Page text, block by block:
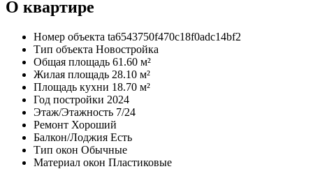
О квартире
Номер объекта ta6543750f470c18f0adc14bf2
Тип объекта Новостройка
Общая площадь 61.60 м²
Жилая площадь 28.10 м²
Площадь кухни 18.70 м²
Год постройки 2024
Этаж/Этажность 7/24
Ремонт Хороший
Балкон/Лоджия Есть
Тип окон Обычные
Материал окон Пластиковые